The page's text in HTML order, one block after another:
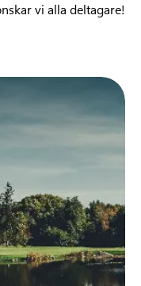
vi alla deltagare!